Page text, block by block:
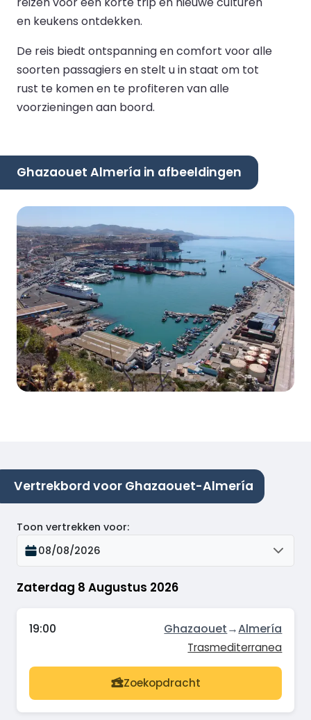
en keukens ontdekken.
De reis biedt ontspanning en comfort voor alle
soorten passagiers en stelt u in staat om tot
rust te komen en te profiteren van alle
voorzieningen aan boord.
Ghazaouet Almería in afbeeldingen
Vertrekbord voor Ghazaouet-Almería
Zaterdag 8 Augustus 2026
Toon vertrekken voor:
08/08/2026
19:00 Ghazaouet→Almería
Trasmediterranea
Zoekopdracht